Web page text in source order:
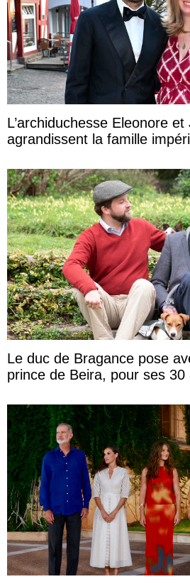
L’archiduchesse Eleonore
agrandissent la famille
Le duc de Bragance pose
prince de Beira, pour ses 30